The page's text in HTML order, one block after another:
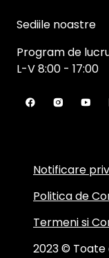
Sediile noastre
Program de
L-V 8:00 - 17:00
2023 ©
Notificare
Politica de
Termeni si